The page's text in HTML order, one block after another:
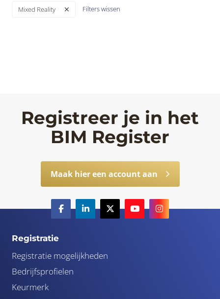
Mixed Reality Filters wissen
Registreer je in het
BIM Register
Maak hier een account aan
Registratie
Registratie mogelijkheden
Bedrijfsprofielen
Keurmerk